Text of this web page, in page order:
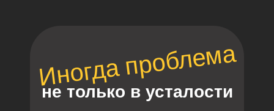
не только в усталости
Иногда проблема